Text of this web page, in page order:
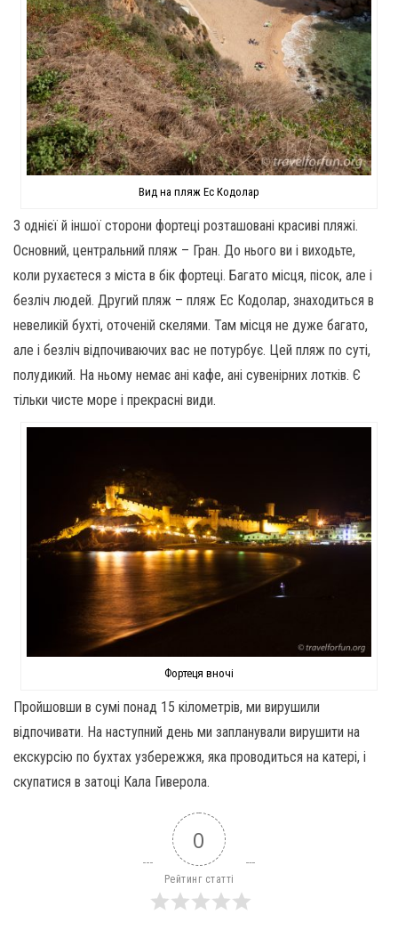
Вид на пляж Ес Кодолар
З однієї й іншої сторони фортеці розташовані красиві пляжі.
Основний, центральний пляж – Гран. До нього ви і виходьте,
коли рухаєтеся з міста в бік фортеці. Багато місця, пісок, але і
безліч людей. Другий пляж – пляж Ес Кодолар, знаходиться в
невеликій бухті, оточеній скелями. Там місця не дуже багато,
але і безліч відпочиваючих вас не потурбує. Цей пляж по суті,
полудикий. На ньому немає ані кафе, ані сувенірних лотків. Є
тільки чисте море і прекрасні види.
Фортеця вночі
Пройшовши в сумі понад 15 кілометрів, ми вирушили
відпочивати. На наступний день ми запланували вирушити на
екскурсію по бухтах узбережжя, яка проводиться на катері, і
скупатися в затоці Кала Гиверола.
0
Рейтинг статті